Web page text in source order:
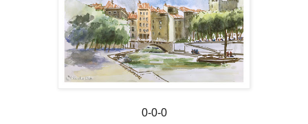
0-0-0